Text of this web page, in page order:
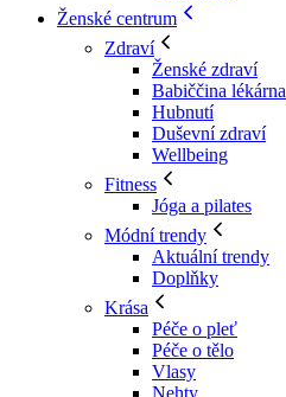
Ženské centrum
Zdraví
Ženské zdraví
Babiččina lékárna
Hubnutí
Duševní zdraví
Wellbeing
Fitness
Jóga a pilates
Módní trendy
Aktuální trendy
Doplňky
Krása
Péče o pleť
Péče o tělo
Vlasy
Nehty